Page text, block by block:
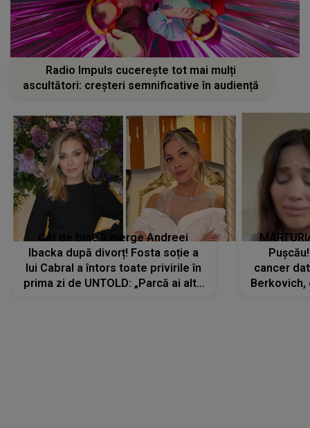
Radio Impuls cucerește tot mai mulți
ascultători: creșteri semnificative în audiență
Cât de bine îi merge Andreei
Ibacka după divorț! Fosta soție a
lui Cabral a întors toate privirile în
prima zi de UNTOLD: „Parcă ai altă
cancer